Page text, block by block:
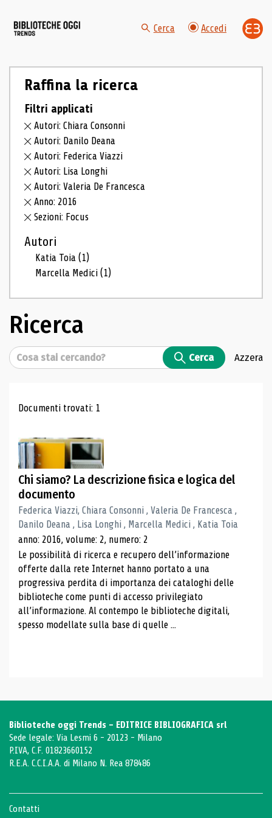
Cerca Accedi
Raffina la ricerca
Filtri applicati
Autori: Chiara Consonni
Autori: Danilo Deana
Autori: Federica Viazzi
Autori: Lisa Longhi
Autori: Valeria De Francesca
Anno: 2016
Sezioni: Focus
Autori
Katia Toia(1)
Marcella Medici(1)
Ricerca
Cerca Cerca Azzera
Risultati di ricerca
Documenti trovati: 1
Chi siamo? La descrizione fisica e logica del
documento
Federica Viazzi, Chiara Consonni , Valeria De Francesca ,
Danilo Deana , Lisa Longhi , Marcella Medici , Katia Toia
anno: 2016, volume: 2, numero: 2
Le possibilità di ricerca e recupero dell’informazione
offerte dalla rete Internet hanno portato a una
progressiva perdita di importanza dei cataloghi delle
biblioteche come punti di accesso privilegiato
all’informazione. Al contempo le biblioteche digitali,
spesso modellate sulla base di quelle ...
Biblioteche oggi Trends - EDITRICE BIBLIOGRAFICA srl
Sede legale: Via Lesmi 6 - 20123 - Milano
P.IVA, C.F. 01823660152
R.E.A. C.C.I.A.A. di Milano N. Rea 878486
Contatti